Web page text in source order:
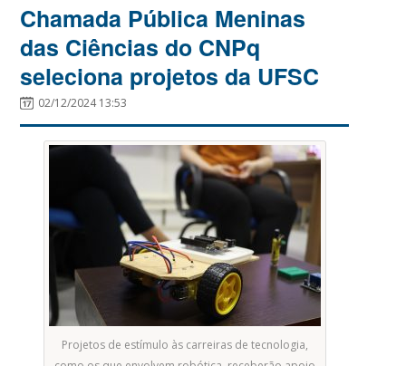
Chamada Pública Meninas
das Ciências do CNPq
seleciona projetos da UFSC
02/12/2024 13:53
Projetos de estímulo às carreiras de tecnologia,